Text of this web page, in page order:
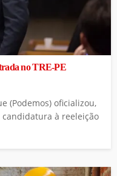
no TRE-PE
(Podemos) oficializou,
candidatura à reeleição